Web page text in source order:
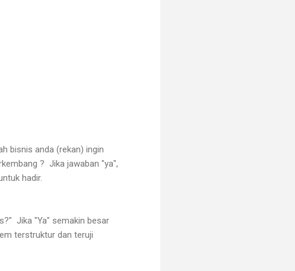
bisnis anda (rekan) ingin
? Jika jawaban "ya",
hadir.
Jika "Ya" semakin besar
terstruktur dan teruji